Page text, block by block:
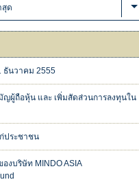
สุด
ธันวาคม 2555
ญผู้ถือหุ้น และ เพิ่มสัดส่วนการลงทุนใน
ประชาชน
งบริษัท MINDO ASIA